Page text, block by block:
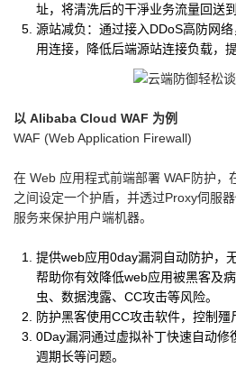
址，将清洗后的干淨业务流量回送
源站减负：通过接入DDoS高防网
用连接，降低后端源站连接负载，
以 Alibaba Cloud WAF 为例
WAF (Web Application Firewall)
在 Web 应用程式前端部署 WAF防护，
之间设定一个护盾，并透过Proxy伺服
服务来保护用户端机器。
提供web应用0day漏洞自动防护，
帮助你有效降低web应用被黑客及
虫、数据洩露、CC攻击等风险。
防护黑客使用CC攻击软件，控制殭
0Day漏洞通过虚拟补丁快速自动修
週期长等问题。